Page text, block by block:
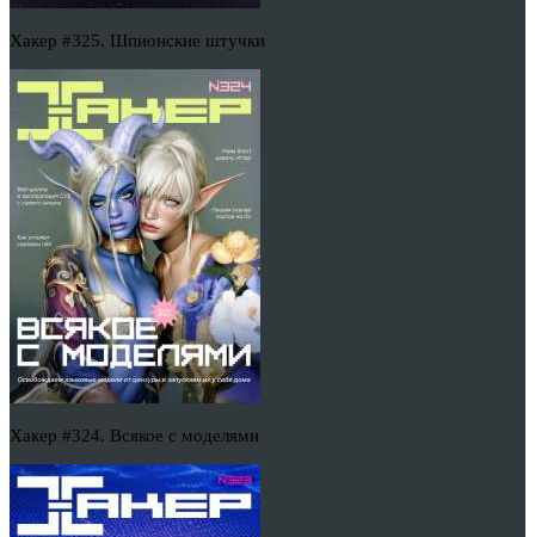
Хакер #325. Шпионские штучки
Хакер #324. Всякое с моделями